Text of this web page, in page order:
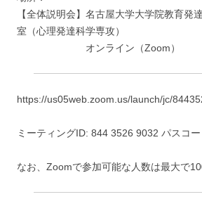
【全体説明会】名古屋大学大学院教育
室（心理発達科学専攻）
オンライン（Zoom）
https://us05web.zoom.us/launch/jc/
ミーティングID: 844 3526 9032 パスコ
なお、Zoomで参加可能な人数は最大で